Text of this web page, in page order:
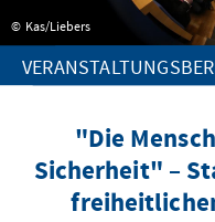
Kas/Liebers
"Die
Sicherheit" –